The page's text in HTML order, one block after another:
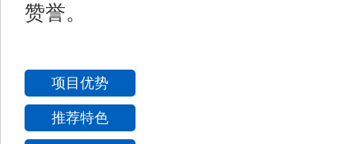
赞誉。
项目优势
推荐特色